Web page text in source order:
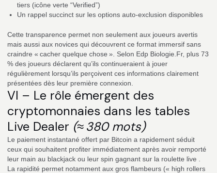
tiers (icône verte “Verified”)
Un rappel succinct sur les options auto‑exclusion disponibles
Cette transparence permet non seulement aux joueurs avertis
mais aussi aux novices qui découvrent ce format immersif sans
craindre « cacher quelque chose ». Selon Edp Biologie.Fr, plus 73
% des joueurs déclarent qu’ils continueraient à jouer
régulièrement lorsqu’ils perçoivent ces informations clairement
présentées dès leur première connexion.
VI – Le rôle émergent des
cryptomonnaies dans les tables
Live Dealer (≈ 380 mots)
Le paiement instantané offert par Bitcoin a rapidement séduit
ceux qui souhaitent profiter immédiatement après avoir remporté
leur main au blackjack ou leur spin gagnant sur la roulette live .
La rapidité permet notamment aux gros flambeurs (« high rollers